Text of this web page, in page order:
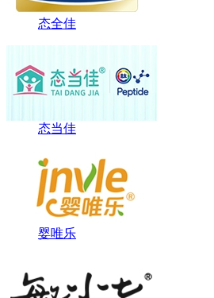
态全佳
态当佳
婴唯乐